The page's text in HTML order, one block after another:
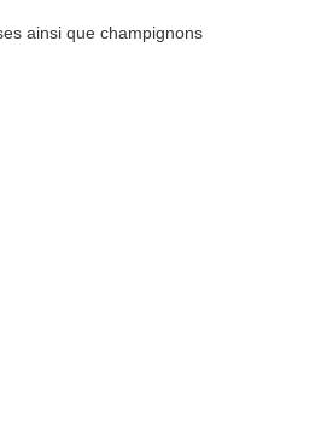
ainsi que champignons